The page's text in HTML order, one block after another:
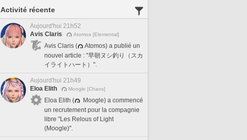
Activité récente
Aujourd'hui 21h52
Avis Claris
Atomos [Elemental]
Avis Claris (
Atomos) a publié un
nouvel article : "早朝ヌシ釣り（スカ
イライトハート）".
Aujourd'hui 21h49
Eloa Elith
Moogle [Chaos]
Eloa Elith (
Moogle) a commencé
un recrutement pour la compagnie
libre "Les Relous of Light
(Moogle)".